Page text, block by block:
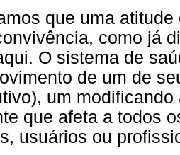
que uma
como já
O sistema de
de um de
um
que afeta a todos
usuários ou